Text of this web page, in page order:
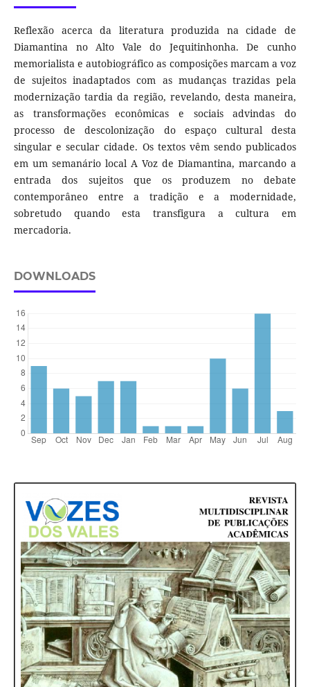
Reflexão acerca da literatura produzida na cidade de
Diamantina no Alto Vale do Jequitinhonha. De cunho
memorialista e autobiográfico as composições marcam a voz
de sujeitos inadaptados com as mudanças trazidas pela
modernização tardia da região, revelando, desta maneira,
as transformações econômicas e sociais advindas do
processo de descolonização do espaço cultural desta
singular e secular cidade. Os textos vêm sendo publicados
em um semanário local A Voz de Diamantina, marcando a
entrada dos sujeitos que os produzem no debate
contemporâneo entre a tradição e a modernidade,
sobretudo quando esta transfigura a cultura em
mercadoria.
DOWNLOADS